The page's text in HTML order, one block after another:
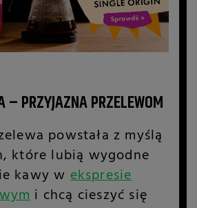
– PRZYJAZNA PRZELEWOM
powstała z myślą
które lubią wygodne
kawy wekspresie
i chcą cieszyć się